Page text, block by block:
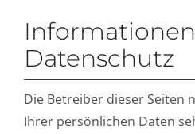
Datenschutz
Die Betreiber dieser Seiten
Ihrer persönlichen Daten